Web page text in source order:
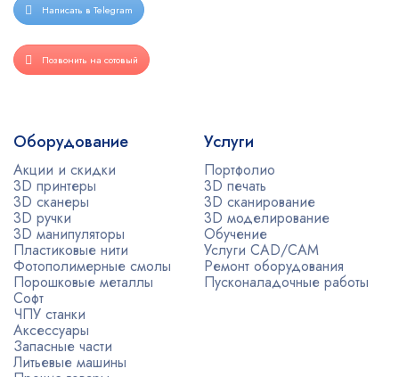
Написать в Telegram
Позвонить на сотовый
Оборудование
Акции и скидки
3D принтеры
3D сканеры
3D ручки
3D манипуляторы
Пластиковые нити
Фотополимерные смолы
Порошковые металлы
Софт
ЧПУ станки
Аксессуары
Запасные части
Литьевые машины
Услуги
Портфолио
3D печать
3D сканирование
3D моделирование
Обучение
Услуги CAD/CAM
Ремонт оборудования
Пусконаладочные работы